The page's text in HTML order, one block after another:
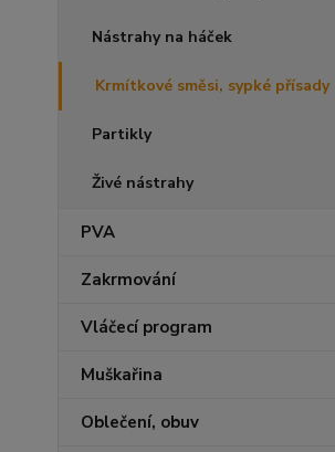
Nástrahy na háček
Krmítkové směsi, sypké přísady
Partikly
Živé nástrahy
PVA
Zakrmování
Vláčecí program
Muškařina
Oblečení, obuv